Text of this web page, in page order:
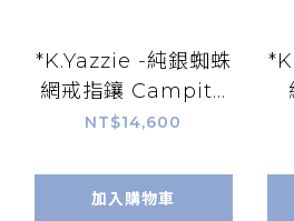
*K.Yazzie -純銀蜘蛛
網戒指鑲 Campito
松石
NT$14,600
加入購物車